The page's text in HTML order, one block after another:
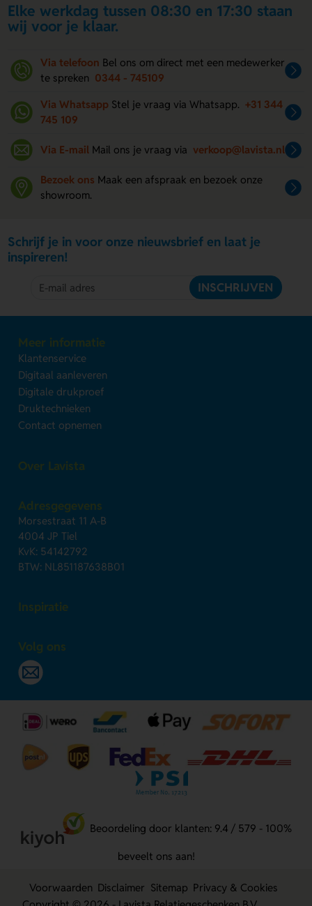
Elke werkdag tussen 08:30 en 17:30 staan
wij voor je klaar.
Via telefoon Bel ons om direct met een medewerker
te spreken 0344 - 745109
Via Whatsapp Stel je vraag via Whatsapp. +31 344
745 109
Via E-mail Mail ons je vraag via verkoop@lavista.nl
Bezoek ons Maak een afspraak en bezoek onze
showroom.
Schrijf je in voor onze nieuwsbrief en laat je
inspireren!
INSCHRIJVEN
Meer informatie
Klantenservice
Digitaal aanleveren
Digitale drukproef
Druktechnieken
Contact opnemen
Over Lavista
Adresgegevens
Morsestraat 11 A-B
4004 JP Tiel
KvK: 54142792
BTW: NL851187638B01
Inspiratie
Volg ons
Beoordeling door klanten: 9.4 / 579 - 100%
beveelt ons aan!
Voorwaarden Disclaimer Sitemap Privacy & Cookies